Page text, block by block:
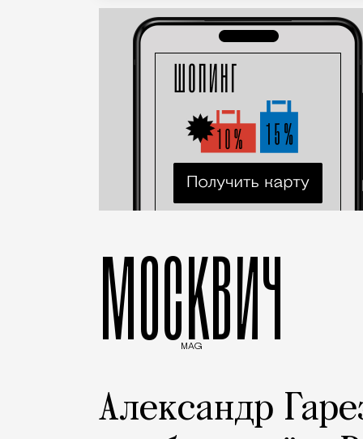
МОСКВИЧ
MAG
Александр